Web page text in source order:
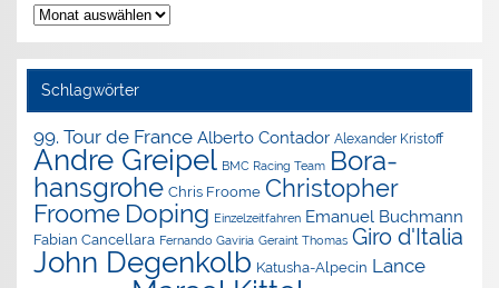
Nachrichten-
Archiv
Schlagwörter
99. Tour de France Alberto Contador Alexander Kristoff
Andre Greipel BMC Racing Team Bora-
hansgrohe Chris Froome Christopher
Froome Doping Einzelzeitfahren Emanuel Buchmann
Fabian Cancellara Fernando Gaviria Geraint Thomas Giro d'Italia
John Degenkolb Katusha-Alpecin Lance